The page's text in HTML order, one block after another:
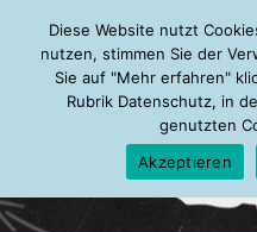
Monday, 10.08.2026
Mein Account
About
Diese Website nutzt
nutzen, stimmen Sie der
Sie auf "Mehr erfahren"
Rubrik Datenschutz, in
genutzten
Akzeptieren